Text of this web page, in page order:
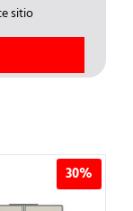
sitio
30%